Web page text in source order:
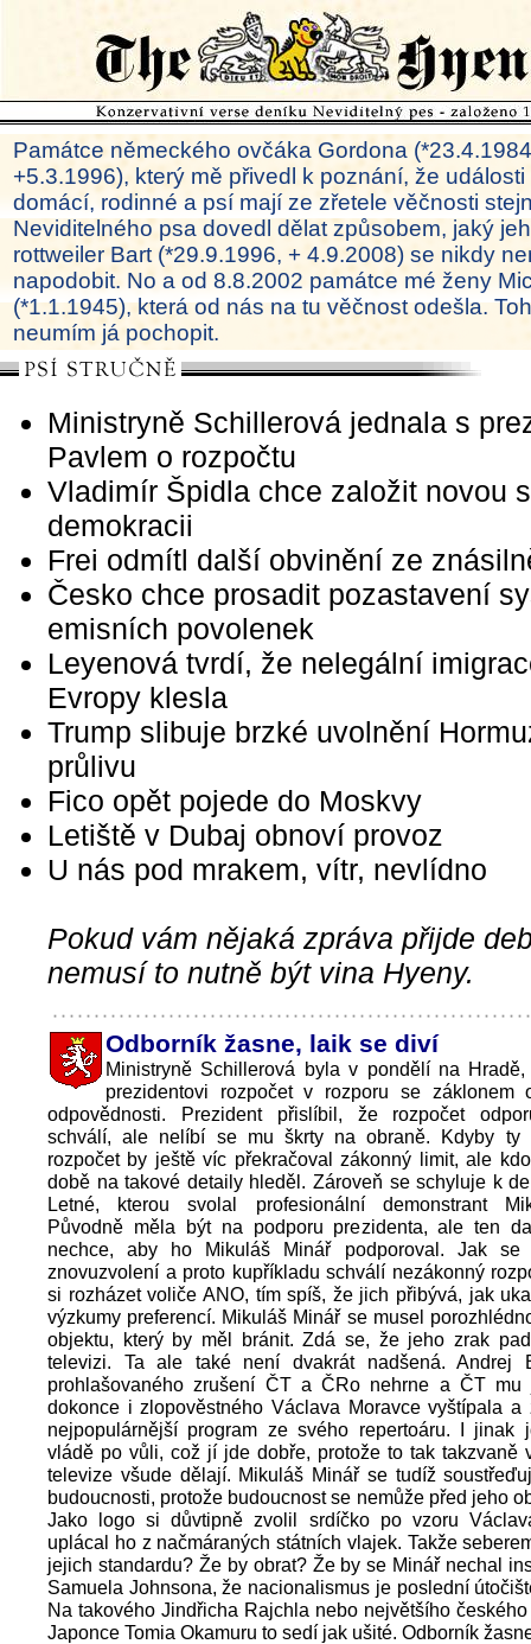
Památce německého ovčáka Gordona
+5.3.1996), který mě přivedl k poznání, že
domácí, rodinné a psí mají ze zřetele věčnosti
Neviditelného psa dovedl dělat způsobem, jaký
rottweiler Bart (*29.9.1996, + 4.9.2008) se nikdy
napodobit. No a od 8.8.2002 památce mé ženy
(*1.1.1945), která od nás na tu věčnost odešla.
neumím já pochopit.
Ministryně Schillerová jednala s
Pavlem o rozpočtu
Vladimír Špidla chce založit novou
demokracii
Frei odmítl další obvinění ze
Česko chce prosadit pozastavení
emisních povolenek
Leyenová tvrdí, že nelegální
Evropy klesla
Trump slibuje brzké uvolnění
průlivu
Fico opět pojede do Moskvy
Letiště v Dubaj obnoví provoz
U nás pod mrakem, vítr, nevlídno
Pokud vám nějaká zpráva přijde
nemusí to nutně být vina Hyeny.
Odborník žasne, laik se diví
Ministryně Schillerová byla v pondělí na
prezidentovi rozpočet v rozporu se záklonem
odpovědnosti. Prezident přislíbil, že rozpočet
schválí, ale nelíbí se mu škrty na obraně. Kdyby ty
rozpočet by ještě víc překračoval zákonný limit, ale
době na takové detaily hleděl. Zároveň se schyluje k
Letné, kterou svolal profesionální demonstrant
Původně měla být na podporu prezidenta, ale ten
nechce, aby ho Mikuláš Minář podporoval. Jak
znovuzvolení a proto kupříkladu schválí nezákonný
si rozházet voliče ANO, tím spíš, že jich přibývá, jak
výzkumy preferencí. Mikuláš Minář se musel
objektu, který by měl bránit. Zdá se, že jeho zrak
televizi. Ta ale také není dvakrát nadšená. Andrej
prohlašovaného zrušení ČT a ČRo nehrne a ČT
dokonce i zlopověstného Václava Moravce vyštípala a
nejpopulárnější program ze svého repertoáru. I jinak
vládě po vůli, což jí jde dobře, protože to tak takzvaně
televize všude dělají. Mikuláš Minář se tudíž
budoucnosti, protože budoucnost se nemůže před jeho
Jako logo si důvtipně zvolil srdíčko po vzoru
uplácal ho z načmáraných státních vlajek. Takže
jejich standardu? Že by obrat? Že by se Minář nechal
Samuela Johnsona, že nacionalismus je poslední
Na takového Jindřicha Rajchla nebo největšího
Japonce Tomia Okamuru to sedí jak ušité. Odborník